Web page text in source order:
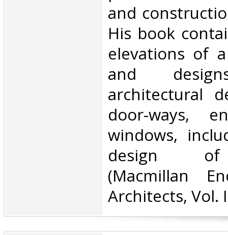
and
His book
elevations of
and
architectural
door-ways,
windows,
design of
(Macmillan
Architects, Vol.